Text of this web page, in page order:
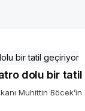
dolu bir
Muhittin